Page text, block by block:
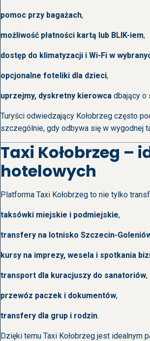
pomoc przy bagażach,
możliwość płatności kartą lub BLIK-iem,
dostęp do klimatyzacji i Wi-Fi w
opcjonalne foteliki dla dzieci,
uprzejmy, dyskretny kierowca dbający o
Turyści odwiedzający Kołobrzeg często
szczególnie, gdy odbywa się w wygodnej
Taxi Kołobrzeg –
hotelowych
Platforma Taxi Kołobrzeg to nie tylko
taksówki miejskie i podmiejskie,
transfery na lotnisko Szczecin-
kursy na imprezy, wesela i spotkania
transport dla kuracjuszy do sanatoriów,
przewóz paczek i dokumentów,
transfery dla grup i rodzin.
Dzięki temu Taxi Kołobrzeg jest idealnym